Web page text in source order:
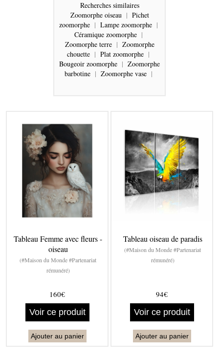
Recherches similaires
Zoomorphe oiseau | Pichet
zoomorphe | Lampe zoomorphe |
Céramique zoomorphe |
Zoomorphe terre | Zoomorphe
chouette | Plat zoomorphe |
Bougeoir zoomorphe | Zoomorphe
barbotine | Zoomorphe vase |
Tableau Femme avec fleurs -
oiseau
(#Maison du Monde #Partenariat
rémunéré)
160€
Voir ce produit
Ajouter au panier
Tableau oiseau de paradis
(#Maison du Monde #Partenariat
rémunéré)
94€
Voir ce produit
Ajouter au panier